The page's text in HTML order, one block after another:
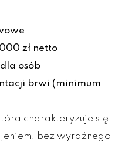
zł netto
osób
brwi (minimum
charakteryzuje się
bez wyraźnego